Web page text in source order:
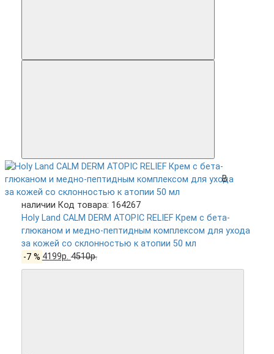
В
наличии Код товара: 164267
Holy Land CALM DERM ATOPIC RELIEF Крем с бета-
глюканом и медно-пептидным комплексом для ухода
за кожей со склонностью к атопии 50 мл
-7 % 4199р.4510р.